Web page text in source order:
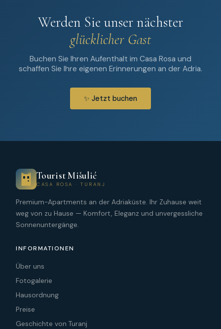
Werden Sie unser nächster
glücklicher Gast
Buchen Sie Ihren Aufenthalt im Casa Rosa und
schaffen Sie Ihre eigenen Erinnerungen an der Adria.
✨ Jetzt buchen
Tourist Mišulić
CASA ROSA · TURANJ
Premium-Apartments an der Adriaküste. Ihr Zuhause weit
weg von zu Hause — Komfort, Eleganz und unvergessliche
Sonnenuntergänge.
INFORMATIONEN
Über uns
Fotogalerie
Hausordnung
Preise
Geschichte von Turanj